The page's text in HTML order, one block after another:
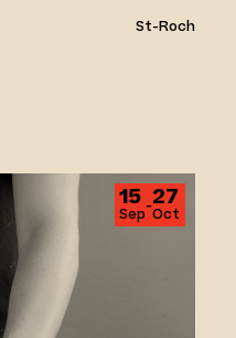
St-Roch
15
Sep‑27
Oct